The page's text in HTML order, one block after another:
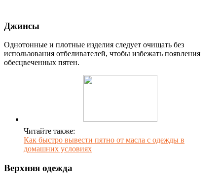
Джинсы
Однотонные и плотные изделия следует очищать без
использования отбеливателей, чтобы избежать появления
обесцвеченных пятен.
Читайте также:
Как быстро вывести пятно от масла с одежды в
домашних условиях
Верхняя одежда